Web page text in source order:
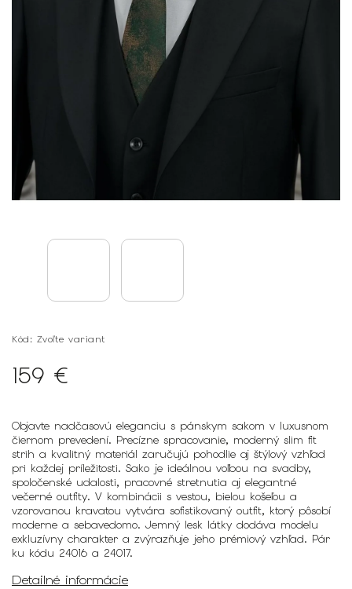
Kód: Zvoľte variant
159 €
Objavte nadčasovú eleganciu s pánskym sakom v luxusnom
čiernom prevedení. Precízne spracovanie, moderný slim fit
strih a kvalitný materiál zaručujú pohodlie aj štýlový vzhľad
pri každej príležitosti. Sako je ideálnou voľbou na svadby,
spoločenské udalosti, pracovné stretnutia aj elegantné
večerné outfity. V kombinácii s vestou, bielou košeľou a
vzorovanou kravatou vytvára sofistikovaný outfit, ktorý pôsobí
moderne a sebavedomo. Jemný lesk látky dodáva modelu
exkluzívny charakter a zvýrazňuje jeho prémiový vzhľad. Pár
ku kódu 24016 a 24017.
Detailné informácie